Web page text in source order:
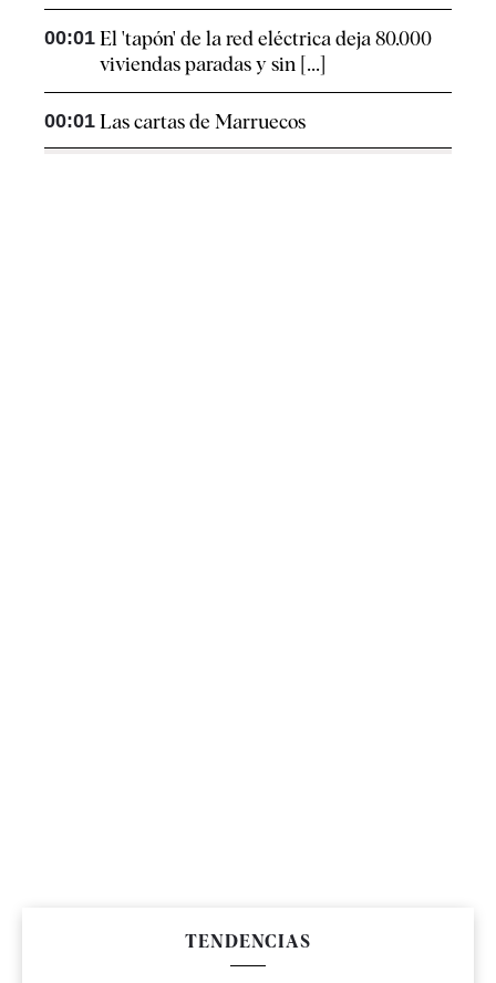
00:01 El 'tapón' de la red eléctrica deja 80.000
viviendas paradas y sin [...]
00:01 Las cartas de Marruecos
TENDENCIAS